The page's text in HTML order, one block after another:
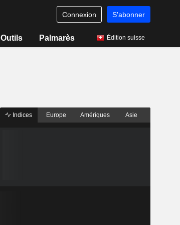
Connexion S'abonner
Outils Palmarès Édition suisse
Indices Europe Amériques Asie